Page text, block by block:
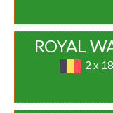
ROYAL
2 x